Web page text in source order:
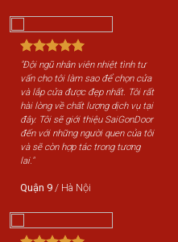
"Đội ngũ nhân viên nhiệt tình tư
vấn cho tôi làm sao để chọn cửa
và lắp cửa được đẹp nhất. Tôi rất
hài lòng về chất lượng dịch vụ tại
đây. Tôi sẽ giới thiệu SaiGonDoor
đến với những người quen của tôi
và sẽ còn hợp tác trong tương
lai."
Quận 9 / Hà Nội